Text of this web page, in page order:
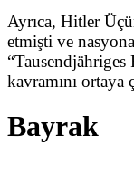
Ayrıca, Hitler
etmişti ve
“Tausendjähriges
kavramını ortaya
Bayrak